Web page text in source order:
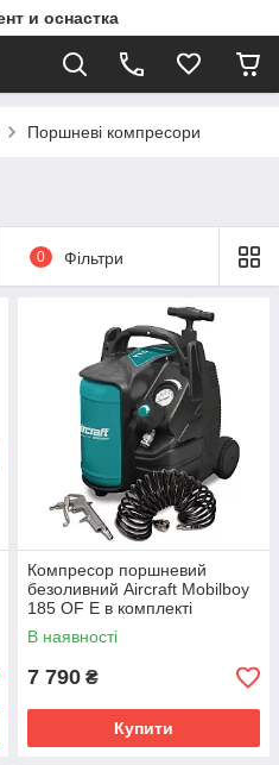
и оснастка
Поршневі компресори
0 Фільтри
Компресор поршневий
безоливний Aircraft Mobilboy
185 OF E в комплекті
пневматичний шланг і
пістолет
В наявності
7 790 ₴
Купити